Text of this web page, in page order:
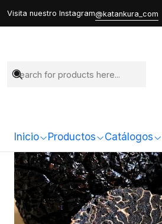
Inicio Productos Catálogos
Visita nuestro Instagram@katankura_com